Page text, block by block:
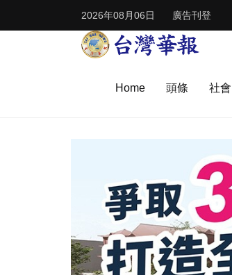
2026年08月06日 廣告刊登
Home 頭條 社會